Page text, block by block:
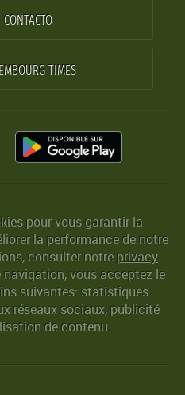
CONTACTO
TIMES
pour vous garantir la
la performance de notre
consulter notreprivacy
vous acceptez le
suivantes: statistiques
réseaux sociaux, publicité
de contenu.